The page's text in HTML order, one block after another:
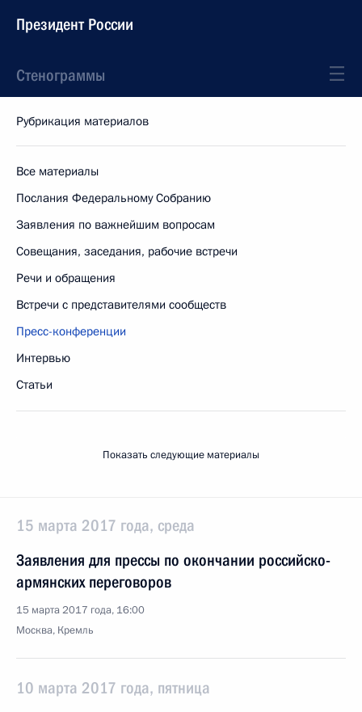
Президент России
Стенограммы
Рубрикация материалов
Все материалы
Послания Федеральному Собранию
Заявления по важнейшим вопросам
Совещания, заседания, рабочие встречи
Речи и обращения
Встречи с представителями сообществ
Пресс-конференции
Интервью
Статьи
Показать следующие материалы
15 марта 2017 года, среда
Заявления для прессы по окончании российско-
армянских переговоров
15 марта 2017 года, 16:00
Москва, Кремль
10 марта 2017 года, пятница